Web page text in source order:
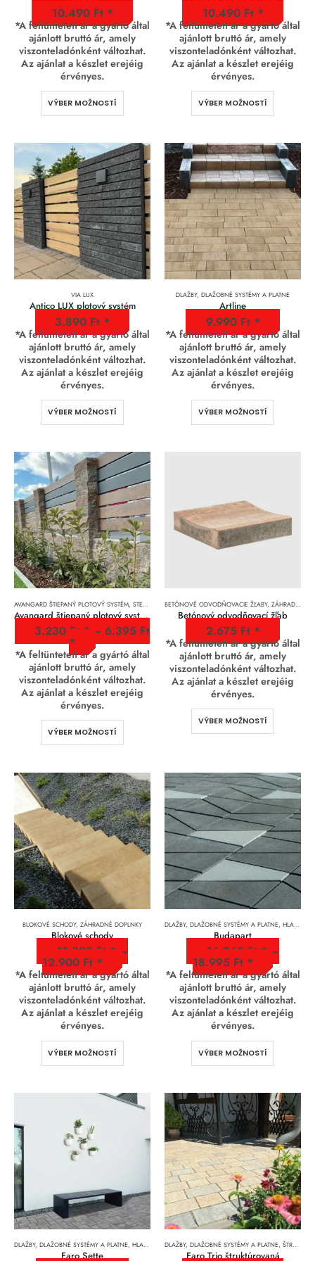
10.490 Ft
*A feltüntetett ár a gyártó által
ajánlott bruttó ár, amely
viszonteladónként változhat.
Az ajánlat a készlet erejéig
érvényes.
VÝBER MOŽNOSTÍ
10.490 Ft
*A feltüntetett ár a gyártó által
ajánlott bruttó ár, amely
viszonteladónként változhat.
Az ajánlat a készlet erejéig
érvényes.
VÝBER MOŽNOSTÍ
VIA LUX
Antico LUX plotový systém
3.890 Ft
*A feltüntetett ár a gyártó által
ajánlott bruttó ár, amely
viszonteladónként változhat.
Az ajánlat a készlet erejéig
érvényes.
VÝBER MOŽNOSTÍ
DLAŽBY, DLAŽOBNÉ SYSTÉMY A PLATNE
Artline
9.990 Ft
*A feltüntetett ár a gyártó által
ajánlott bruttó ár, amely
viszonteladónként változhat.
Az ajánlat a készlet erejéig
érvényes.
VÝBER MOŽNOSTÍ
AVANGARD ŠTIEPANÝ PLOTOVÝ SYSTÉM STENY, PLOTOVÉ SYSTÉMY
Avangard štiepaný plotový systém
3.230 Ft – 6.395 Ft
*A feltüntetett ár a gyártó által
ajánlott bruttó ár, amely
viszonteladónként változhat.
Az ajánlat a készlet erejéig
érvényes.
VÝBER MOŽNOSTÍ
BETÓNOVÉ ODVODŇOVACIE ŽĽABY, ZÁHRADNÉ DOPLNKY
Betónový odvodňovací žľab
2.675 Ft
*A feltüntetett ár a gyártó által
ajánlott bruttó ár, amely
viszonteladónként változhat.
Az ajánlat a készlet erejéig
érvényes.
VÝBER MOŽNOSTÍ
BLOKOVÉ SCHODY, ZÁHRADNÉ DOPLNKY
Blokové schody
11.890 Ft –
12.900 Ft
*A feltüntetett ár a gyártó által
ajánlott bruttó ár, amely
viszonteladónként változhat.
Az ajánlat a készlet erejéig
érvényes.
VÝBER MOŽNOSTÍ
DLAŽBY, DLAŽOBNÉ SYSTÉMY A PLATNE, HLADKÉ JEMNOZRNNÉ DLAŽBY
Budapart
16.260 Ft –
18.995 Ft
*A feltüntetett ár a gyártó által
ajánlott bruttó ár, amely
viszonteladónként változhat.
Az ajánlat a készlet erejéig
érvényes.
VÝBER MOŽNOSTÍ
DLAŽBY, DLAŽOBNÉ SYSTÉMY A PLATNE, HLADKÉ JEMNOZRNNÉ DLAŽBY
Faro Sette
DLAŽBY, DLAŽOBNÉ SYSTÉMY A PLATNE, ŠTRUKTÚROVANÉ DLAŽBY
Faro Trio štruktúrovaná